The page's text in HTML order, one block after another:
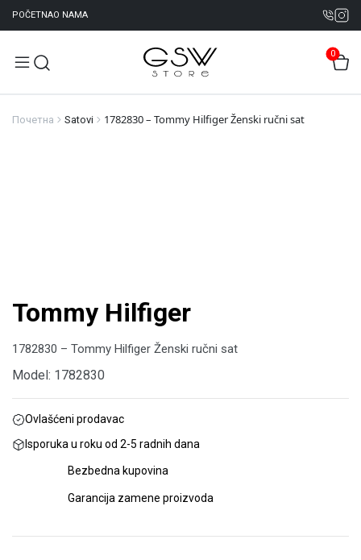
POČETNAO NAMA
0
Почетна Satovi 1782830 – Tommy Hilfiger Ženski ručni sat
Tommy Hilfiger
1782830 – Tommy Hilfiger Ženski ručni sat
Model: 1782830
Ovlašćeni prodavac
Isporuka u roku od 2-5 radnih dana
Bezbedna kupovina
Garancija zamene proizvoda